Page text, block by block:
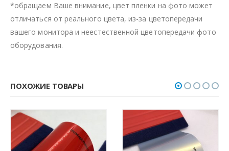
*обращаем Ваше внимание, цвет пленки на фото может
отличаться от реального цвета, из-за цветопередачи
вашего монитора и неестественной цветопередачи фото
оборудования.
ПОХОЖИЕ ТОВАРЫ